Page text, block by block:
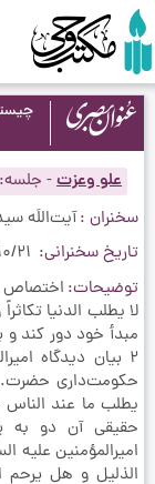
علو وعزت- جلسه
سخنران آیت‌اللَه
تاریخ سخنرانی
توضیحات اختصاص
مبدأ خود دور كند و
2 بيان ديدگاه
اميرالمؤمنين عليه